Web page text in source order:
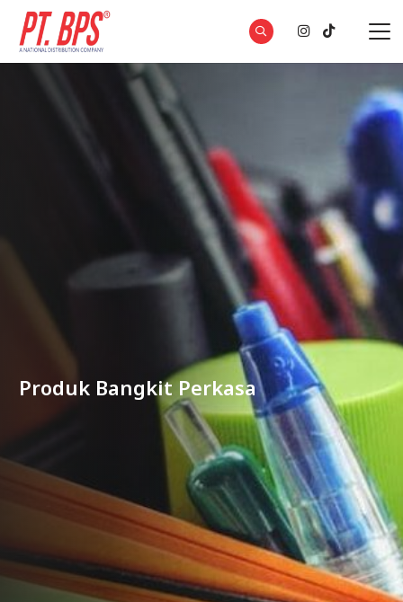
Produk Bangkit Perkasa